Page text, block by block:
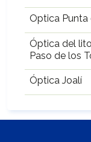
Optica Punta
Óptica del
Paso de los
Óptica Joalí